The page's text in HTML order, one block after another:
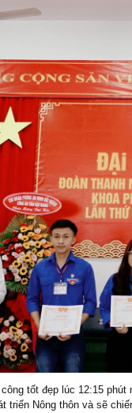
tốt đẹp lúc 12:15
triển Nông thôn và sẽ